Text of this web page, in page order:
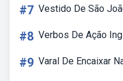
#7 Vestido De São
#8 Verbos De Ação
#9 Varal De Encaixar